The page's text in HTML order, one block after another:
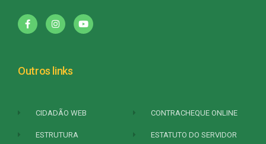
Outros links
CIDADÃO WEB
ESTRUTURA
CONTRACHEQUE ONLINE
ESTATUTO DO SERVIDOR